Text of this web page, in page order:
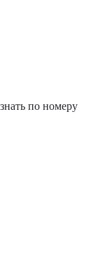
по номеру